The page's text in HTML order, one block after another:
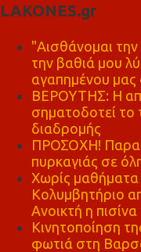
LAKONES.gr
"Αισθάνομαι
την βαθιά μου
αγαπημένου μας
ΒΕΡΟΥΤΗΣ: Η
σηματοδοτεί το
διαδρομής
ΠΡΟΣΟΧΗ!
πυρκαγιάς σε
Χωρίς
Κολυμβητήριο
Ανοικτή η πισίνα
Κινητοποίηση
φωτιά στη